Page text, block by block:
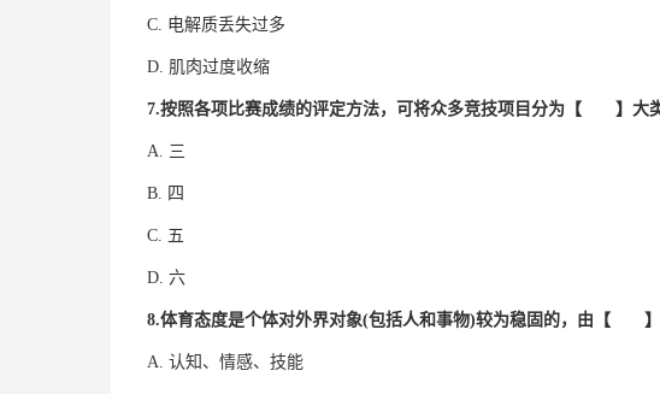
C. 电解质丢失过多
D. 肌肉过度收缩
7.按照各项比赛成绩的评定方法，可将众多竞技项目分为【 】大类
A. 三
B. 四
C. 五
D. 六
8.体育态度是个体对外界对象(包括人和事物)较为稳固的，由【 】
A. 认知、情感、技能